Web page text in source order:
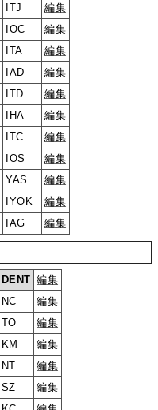
ITJ 編集
IOC
編集
ITA
編集
IAD
編集
ITD
編集
IHA
編集
ITC
編集
IOS 編集
YAS
編集
IYOK
編集
IAG 編集
IDENT 編集
INC
編集
ITO
編集
IKM
編集
INT
編集
ISZ
編集